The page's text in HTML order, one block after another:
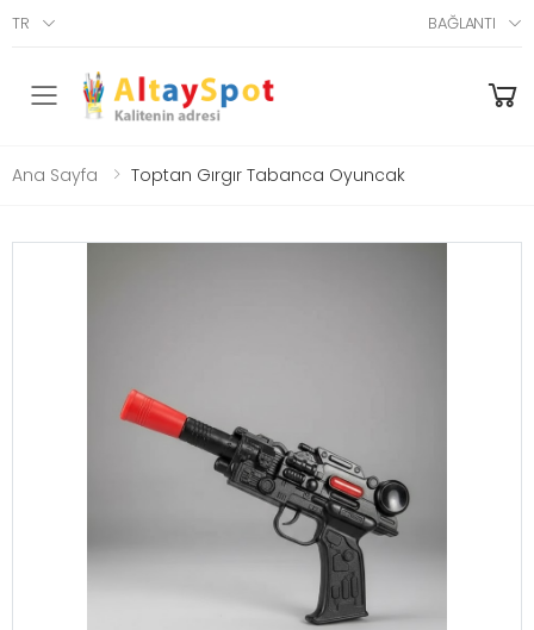
TR BAĞLANTI
Menü
Ana Sayfa Toptan Gırgır Tabanca Oyuncak